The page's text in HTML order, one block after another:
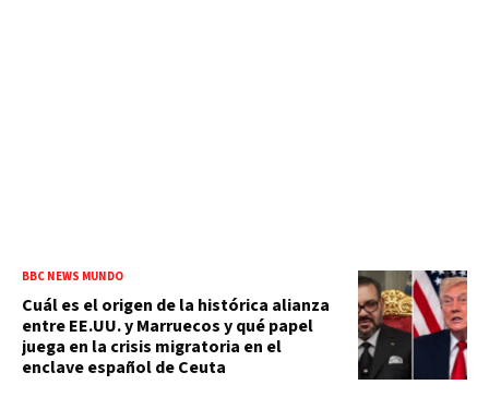
BBC NEWS MUNDO
Cuál es el origen de la histórica alianza
entre EE.UU. y Marruecos y qué papel
juega en la crisis migratoria en el
enclave español de Ceuta